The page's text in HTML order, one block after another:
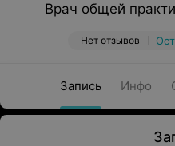
Врач общей
Нет отзывов
Запись Инфо